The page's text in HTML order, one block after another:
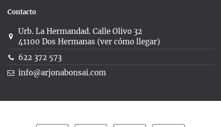
Contacto
Urb. La Hermandad. Calle Olivo 32
41100 Dos Hermanas (ver cómo llegar)
622 372 573
info@arjonabonsai.com